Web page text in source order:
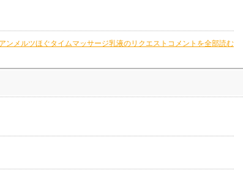
アンメルツほぐタイムマッサージ乳液のリクエストコメントを全部読む